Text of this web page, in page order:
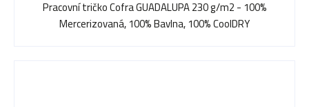
Pracovní tričko Cofra GUADALUPA 230 g/m2 - 100%
Mercerizovaná, 100% Bavlna, 100% CoolDRY